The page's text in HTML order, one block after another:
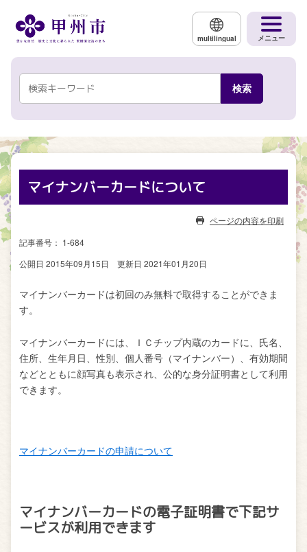
multilingual メニュー
マイナンバーカードについて
ページの内容を印刷
記事番号： 1-684
公開日 2015年09月15日
更新日 2021年01月20日
マイナンバーカードは初回のみ無料で取得することができま
す。
マイナンバーカードには、ＩＣチップ内蔵のカードに、氏名、
住所、生年月日、性別、個人番号（マイナンバー）、有効期間
などとともに顔写真も表示され、公的な身分証明書として利用
できます。
マイナンバーカードの申請について
マイナンバーカードの電子証明書で下記サ
ービスが利用できます